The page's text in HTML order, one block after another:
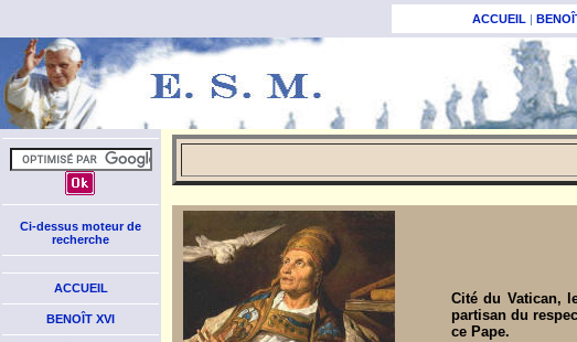
ACCUEIL |
Ci-dessus moteur de
recherche
ACCUEIL
BENOÎT XVI
Cité du Vatican,
partisan du
ce Pape.